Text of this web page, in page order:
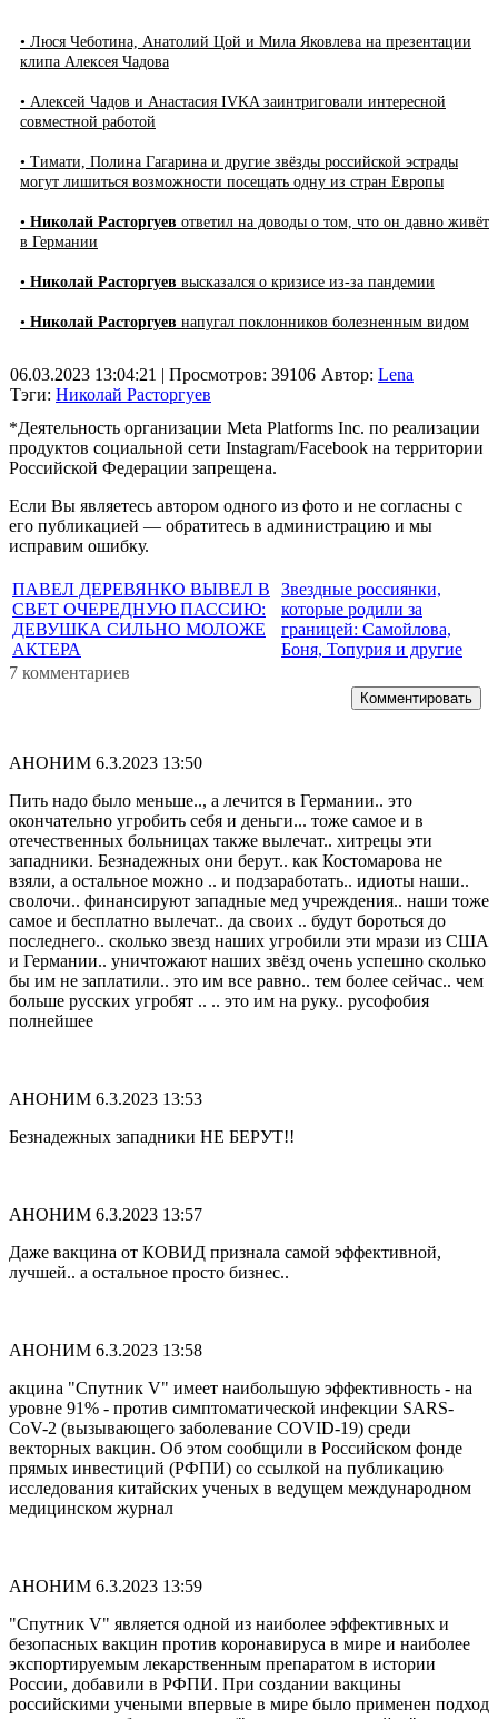
• Люся Чеботина, Анатолий Цой и Мила Яковлева на презентации
клипа Алексея Чадова
• Алексей Чадов и Анастасия IVKA заинтриговали интересной
совместной работой
• Тимати, Полина Гагарина и другие звёзды российской эстрады
могут лишиться возможности посещать одну из стран Европы
• Николай Расторгуев ответил на доводы о том, что он давно живёт
в Германии
• Николай Расторгуев высказался о кризисе из-за пандемии
• Николай Расторгуев напугал поклонников болезненным видом
06.03.2023 13:04:21 | Просмотров: 39106
Тэги: Николай Расторгуев
Автор: Lena
*Деятельность организации Meta Platforms Inc. по реализации
продуктов социальной сети Instagram/Facebook на территории
Российской Федерации запрещена.
Если Вы являетесь автором одного из фото и не согласны с
его публикацией — обратитесь в администрацию и мы
исправим ошибку.
ПАВЕЛ ДЕРЕВЯНКО ВЫВЕЛ В
СВЕТ ОЧЕРЕДНУЮ ПАССИЮ:
ДЕВУШКА СИЛЬНО МОЛОЖЕ
АКТЕРА
Звездные россиянки,
которые родили за
границей: Самойлова,
Боня, Топурия и другие
7 комментариев
Комментировать
АНОНИМ 6.3.2023 13:50
Пить надо было меньше.., а лечится в Германии.. это
окончательно угробить себя и деньги... тоже самое и в
отечественных больницах также вылечат.. хитрецы эти
западники. Безнадежных они берут.. как Костомарова не
взяли, а остальное можно .. и подзаработать.. идиоты наши..
сволочи.. финансируют западные мед учреждения.. наши тоже
самое и бесплатно вылечат.. да своих .. будут бороться до
последнего.. сколько звезд наших угробили эти мрази из США
и Германии.. уничтожают наших звёзд очень успешно сколько
бы им не заплатили.. это им все равно.. тем более сейчас.. чем
больше русских угробят .. .. это им на руку.. русофобия
полнейшее
АНОНИМ 6.3.2023 13:53
Безнадежных западники НЕ БЕРУТ!!
АНОНИМ 6.3.2023 13:57
Даже вакцина от КОВИД признала самой эффективной,
лучшей.. а остальное просто бизнес..
АНОНИМ 6.3.2023 13:58
акцина "Спутник V" имеет наибольшую эффективность - на
уровне 91% - против симптоматической инфекции SARS-
CoV-2 (вызывающего заболевание COVID-19) среди
векторных вакцин. Об этом сообщили в Российском фонде
прямых инвестиций (РФПИ) со ссылкой на публикацию
исследования китайских ученых в ведущем международном
медицинском журнал
АНОНИМ 6.3.2023 13:59
"Спутник V" является одной из наиболее эффективных и
безопасных вакцин против коронавируса в мире и наиболее
экспортируемым лекарственным препаратом в истории
России, добавили в РФПИ. При создании вакцины
российскими учеными впервые в мире было применен подход